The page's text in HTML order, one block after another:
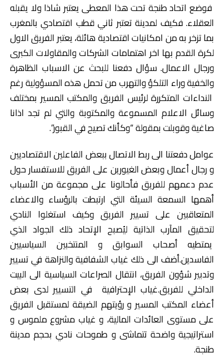
فوضع اتحاد طنجة تحت هذا المعطى يعتبر شاذا ولا يقبله
العقلاء. فكيف لمدينة تعتبر ثاني قطب اقتصادي بالمغرب
بما تزخر به من امكانيات اقتصادية هائلة، يعتبر الفريق الاول
لكرة القدم بها اخر اهتمامات الشركات والمقاولات الكبرى
ورجال الاعمال. سؤال دفعنا للبحث عن الاسباب الظاهرة
والخفية وراء التلكؤ والتهرب من تحمل هذه المسؤولية رغم
النداءات المتكررة لرئيس الفريق والمكتب المسير بمختلف
وسائل الاعلام المسموعة والمكتوبة والتي لم تجد اذانا
صاغية وقوبلت بمقولة “وكأنك تصيح في القبور”.
عوامل دفعتنا الى ربط الاتصال ببعض الفاعلين الاقتصاديين
و رجال أعمال وبعض الغيورين على الفريق للاستفسار حول
عدم دعمهم للفريق فأحالونا على مجموعة من الأسباب
أهمها السمعة السيئة التي ارتبطت بالرؤساء والاعضاء
المتعاقبين على تسيير الفريق وكيف استغلوا النادي
لتحقيق المآرب الذاتية ليُصبح الإتحاد ذلك الجواد الذي
يمتطيه أصحاب السوابق و المنتخبين السياسيين
الفاسدين.أضف الى ذلك غياب الشفافية والنزاهة في تسيير
وتدبير شؤون الفريق، انتقال الصراعات السياسية الى البيت
الداخلي للفريق.غياب الإحترافية في التسيير لدى بعض
أعضاء المكتب المسير و رؤيتهم الضيقة لمستقبل الفريق
على مستوى العائدات المالية، و غياب مشروع ملموس و
استراتيجية واضحة تتماشى و طموحات نادي بحجم مدينة
طنجة.